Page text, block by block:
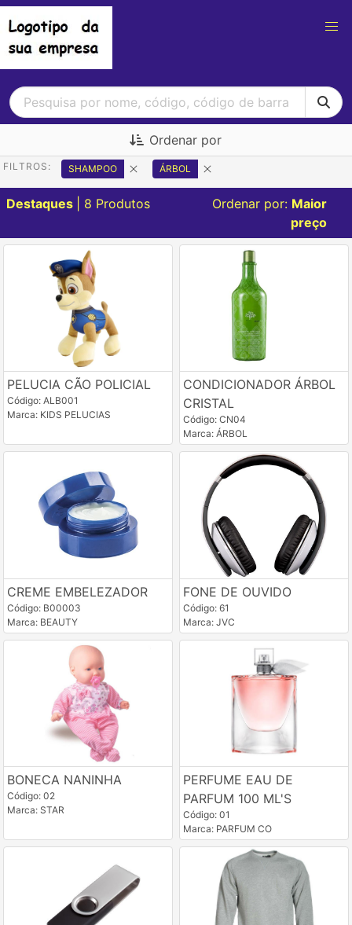
Ordenar por
FILTROS: SHAMPOO ÁRBOL
Destaques | 8 Produtos Ordenar por: Maior
preço
PELUCIA CÃO POLICIAL
Código: ALB001
Marca: KIDS PELUCIAS
CONDICIONADOR ÁRBOL
CRISTAL
Código: CN04
Marca: ÁRBOL
CREME EMBELEZADOR
Código: B00003
Marca: BEAUTY
FONE DE OUVIDO
Código: 61
Marca: JVC
BONECA NANINHA
Código: 02
Marca: STAR
PERFUME EAU DE
PARFUM 100 ML'S
Código: 01
Marca: PARFUM CO